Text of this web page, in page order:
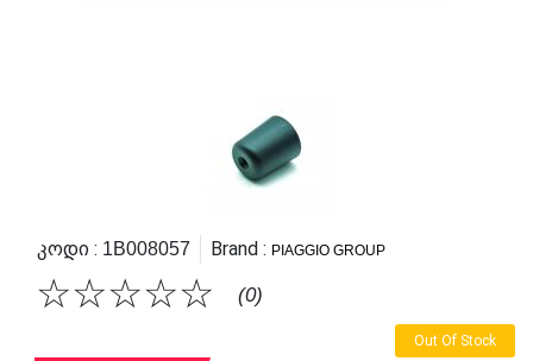
Კოდი : 1B008057 Brand : PIAGGIO GROUP
☆
☆
☆
☆
☆ (0)
Out Of Stock